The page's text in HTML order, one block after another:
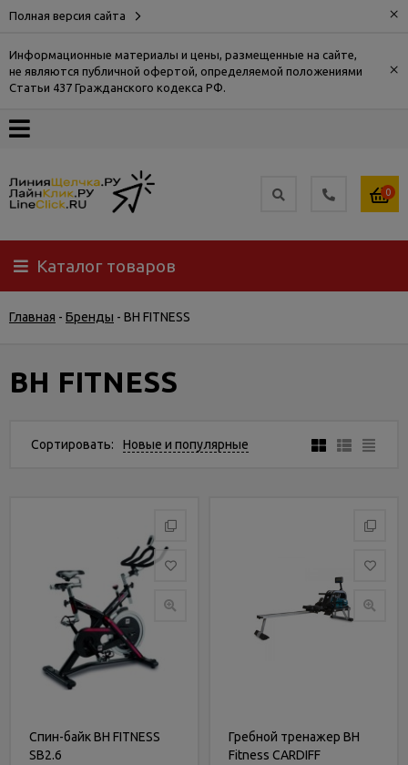
Полная версия сайта ×
Информационные материалы и цены, размещенные на сайте,
не являются публичной офертой, определяемой положениями
Статьи 437 Гражданского кодекса РФ.
×
О
Доставка
Самовывоз
Гарантия
сервис
0
Каталог товаров
Главная - Бренды - BH FITNESS
BH FITNESS
Сортировать: Новые и популярные
Спин-байк BH FITNESS
SB2.6
Гребной тренажер BH
Fitness CARDIFF